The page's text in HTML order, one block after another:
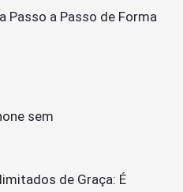
Passo a Passo de Forma
de Graça: É